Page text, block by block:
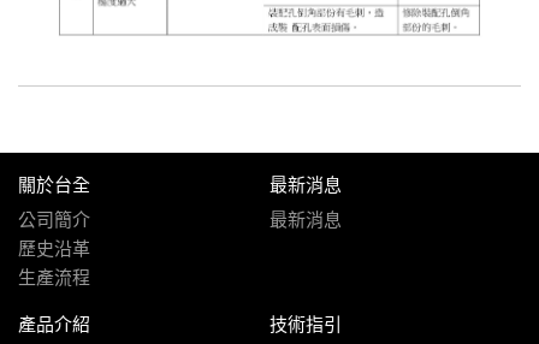
關於台全
公司簡介
歷史沿革
生產流程
最新消息
最新消息
產品介紹
技術指引